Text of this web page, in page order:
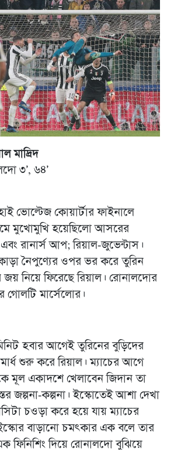
মাদ্রিদ
৩’, ৬৪’
ভোল্টেজ কোয়ার্টার ফাইনালে
মুখোমুখি হয়েছিলো আসরের
এবং রানার্স আপ; রিয়াল-জুভেন্টাস।
নৈপুণ্যের ওপর ভর করে তুরিন
নিয়ে ফিরেছে রিয়াল। রোনালদোর
মার্সেলোর।
হবার আগেই তুরিনের বুড়িদের
শুরু করে রিয়াল। ম্যাচের আগে
মূল একাদশে খেলাবেন জিদান তা
জল্পনা-কল্পনা। ইস্কোতেই আশা দেখা
চওড়া করে হয়ে যায় ম্যাচের
বাড়ানো চমৎকার এক বলে তার
ফিনিশিং দিয়ে রোনালদো বুঝিয়ে